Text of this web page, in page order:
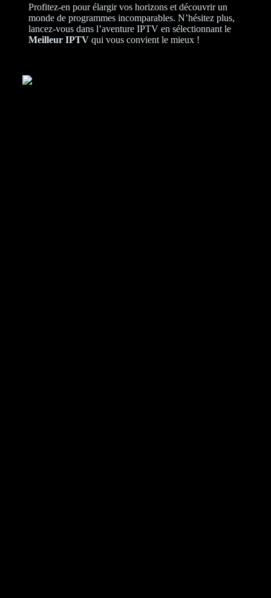
Profitez-en pour élargir vos horizons et découvrir un
monde de programmes incomparables. N’hésitez plus,
lancez-vous dans l’aventure IPTV en sélectionnant le
Meilleur IPTVqui vous convient le mieux !